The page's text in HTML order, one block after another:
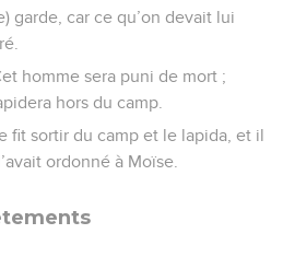
garde, car ce qu’on devait lui
homme sera puni de mort ;
hors du camp.
fit sortir du camp et le lapida, et il
ordonné à Moïse.